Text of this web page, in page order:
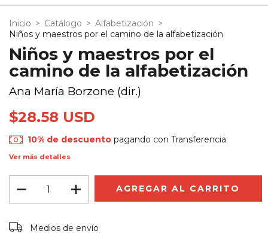
Inicio > Catálogo > Alfabetización >
Niños y maestros por el camino de la alfabetización
Niños y maestros por el
camino de la alfabetización
Ana María Borzone (dir.)
$28.58 USD
10% de descuento pagando con Transferencia
Ver más detalles
Entregas para el CP:
Medios de envío